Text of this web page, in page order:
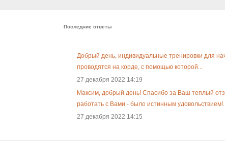
Последние ответы
Добрый день, индивидуальные тренировки для
проводятся на корде, с помощью которой...
27 декабря 2022 14:19
Максим, добрый день! Спасибо за Ваш теплый
работать с Вами - было истинным удовольствием!...
27 декабря 2022 14:15